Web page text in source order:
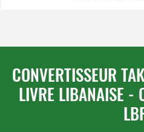
CONVERTISSEUR
LIVRE LIBANAISE -